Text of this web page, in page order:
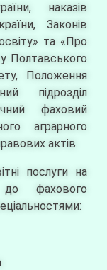
наказів
Законів
та «Про
Полтавського
Положення
підрозділ
фаховий
аграрного
актів.
послуги на
до фахового